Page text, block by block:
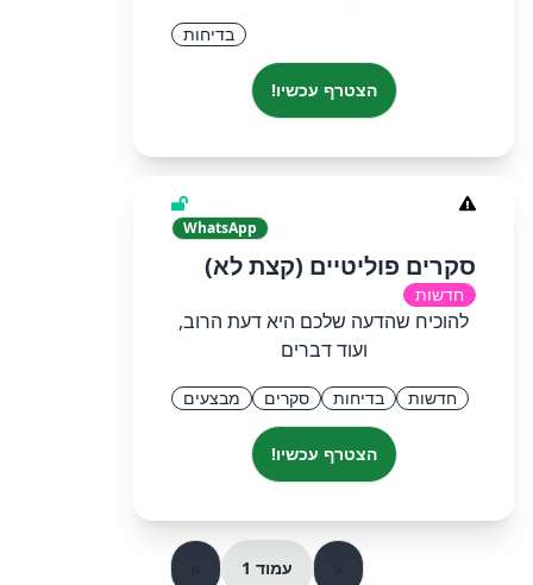
בדיחות
הצטרף עכשיו!
WhatsApp
סקרים פוליטיים (קצת לא)
חדשות
להוכיח שהדעה שלכם היא דעת הרוב,
ועוד דברים
חדשות בדיחות סקרים מבצעים
הצטרף עכשיו!
עמוד 1